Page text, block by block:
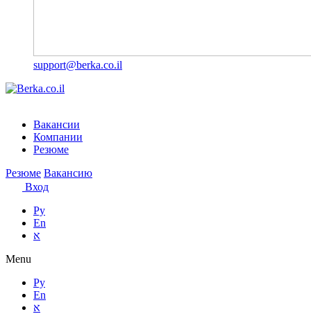
support@berka.co.il
Вакансии
Компании
Резюме
Резюме Вакансию
Вход
Ру
En
א
Menu
Ру
En
א